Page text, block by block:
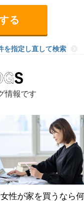
を指定し直して検索
情報です